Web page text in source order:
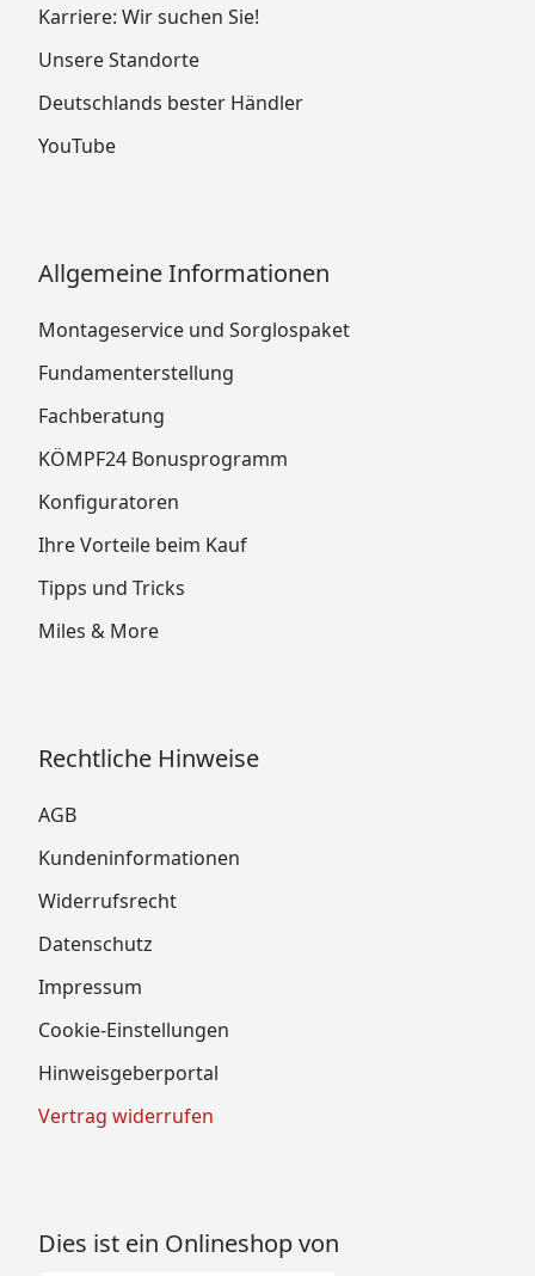
Karriere: Wir suchen Sie!
Unsere Standorte
Deutschlands bester Händler
YouTube
Allgemeine Informationen
Montageservice und Sorglospaket
Fundamenterstellung
Fachberatung
KÖMPF24 Bonusprogramm
Konfiguratoren
Ihre Vorteile beim Kauf
Tipps und Tricks
Miles & More
Rechtliche Hinweise
AGB
Kundeninformationen
Widerrufsrecht
Datenschutz
Impressum
Cookie-Einstellungen
Hinweisgeberportal
Vertrag widerrufen
Dies ist ein Onlineshop von